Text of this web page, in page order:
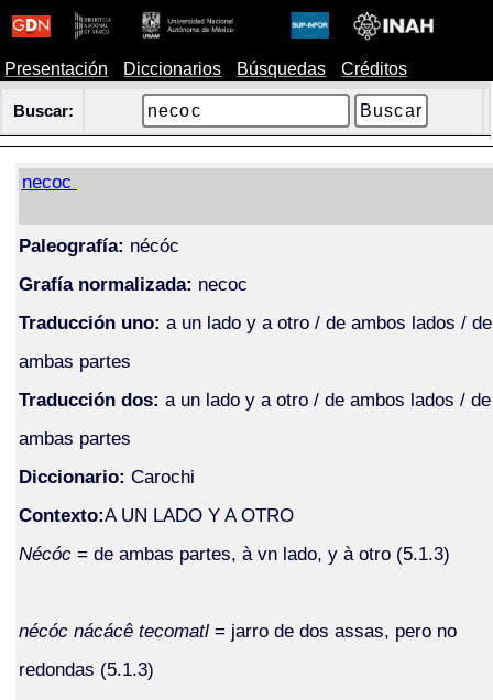
Presentación Diccionarios Búsquedas Créditos
Buscar:
necoc
Paleografía: nécóc
Grafía normalizada: necoc
Traducción uno: a un lado y a otro / de ambos lados / de
ambas partes
Traducción dos: a un lado y a otro / de ambos lados / de
ambas partes
Diccionario: Carochi
Contexto:A UN LADO Y A OTRO
Nécóc = de ambas partes, à vn lado, y à otro (5.1.3)
nécóc nácácê tecomatl = jarro de dos assas, pero no
redondas (5.1.3)